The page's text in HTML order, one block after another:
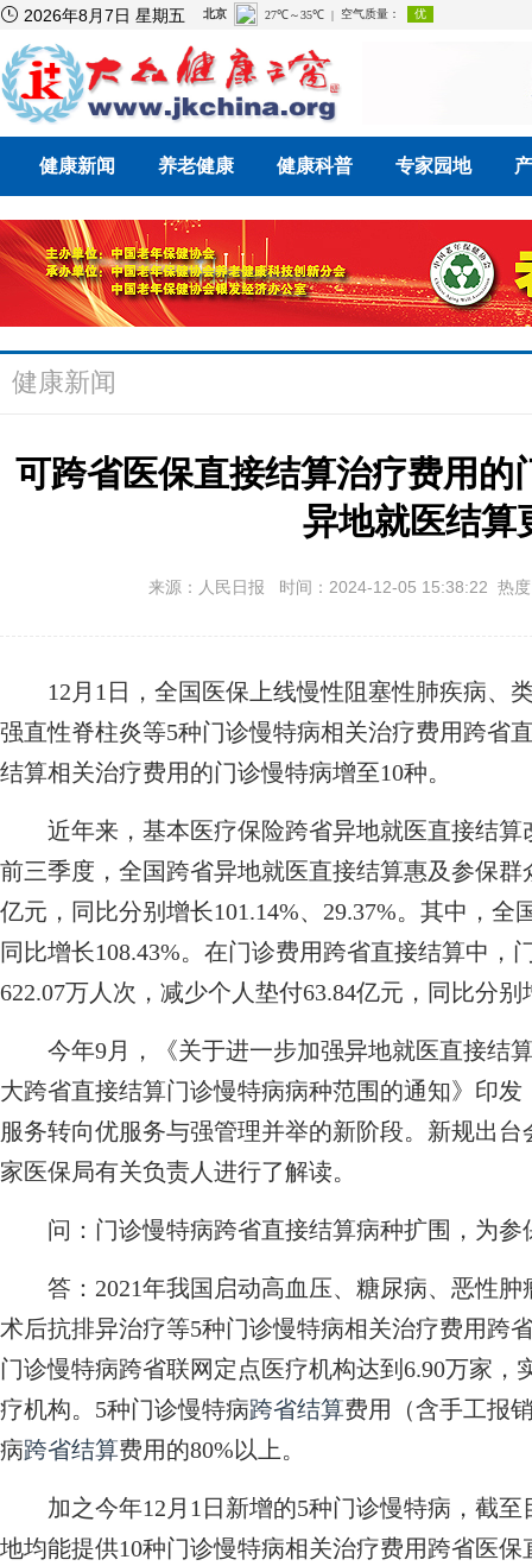
 2026年8月7日 星期五
健康新闻 养老健康 健康科普 专家园地
健康新闻
可跨省医保直接结算治疗费用
异地就医结算
来源：人民日报 时间：2024-12-05 15:38:22 热
12月1日，全国医保上线慢性阻塞性肺疾病、
强直性脊柱炎等5种门诊慢特病相关治疗费用跨省
结算相关治疗费用的门诊慢特病增至10种。
近年来，基本医疗保险跨省异地就医直接结算
前三季度，全国跨省异地就医直接结算惠及参保群
亿元，同比分别增长101.14%、29.37%。其中，
同比增长108.43%。在门诊费用跨省直接结算中
622.07万人次，减少个人垫付63.84亿元，同比分
今年9月，《关于进一步加强异地就医直接结
大跨省直接结算门诊慢特病病种范围的通知》印
服务转向优服务与强管理并举的新阶段。新规出
家医保局有关负责人进行了解读。
问：门诊慢特病跨省直接结算病种扩围，为
答：2021年我国启动高血压、糖尿病、恶性肿
术后抗排异治疗等5种门诊慢特病相关治疗费用跨
门诊慢特病跨省联网定点医疗机构达到6.90万家
疗机构。5种门诊慢特病跨省结算费用（含手工报
病跨省结算费用的80%以上。
加之今年12月1日新增的5种门诊慢特病，截至
地均能提供10种门诊慢特病相关治疗费用跨省医